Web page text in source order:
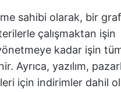
sahibi olarak, bir
çalışmaktan işin
kadar işin
Ayrıca, yazılım,
için indirimler dahil